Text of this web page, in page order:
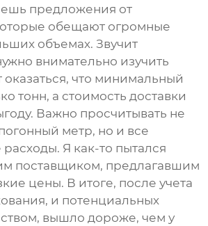
предложения от
обещают огромные
объемах. Звучит
внимательно изучить
что минимальный
тонн, а стоимость доставки
Важно просчитывать не
метр, но и все
Я как-то пытался
поставщиком, предлагавшим
цены. В итоге, после учета
и потенциальных
вышло дороже, чем у